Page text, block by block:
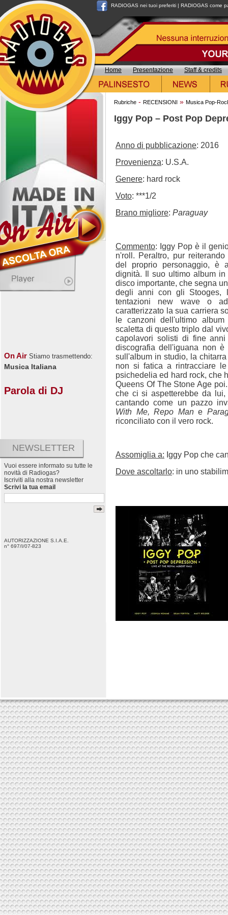
RADIOGAS nei tuoi preferiti | RADIOGAS come
Home Presentazione Staff & credits
On Air Stiamo trasmettendo:
Musica Italiana
Parola di DJ
NEWSLETTER
Vuoi essere informato su tutte le
novità di Radiogas?
Iscriviti alla nostra newsletter
Scrivi la tua email
AUTORIZZAZIONE S.I.A.E.
n° 697/I/07-823
Rubriche - RECENSIONI » Musica Pop-
Iggy Pop – Post Pop
Anno di pubblicazione: 2016
Provenienza: U.S.A.
Genere: hard rock
Voto: ***1/2
Brano migliore: Paraguay
Commento: Iggy Pop è il
n'roll. Peraltro, pur
del proprio personaggio, è
dignità. Il suo ultimo album
disco importante, che segna
degli anni con gli Stooges,
tentazioni new wave o
caratterizzato la sua carriera
le canzoni dell'ultimo
scaletta di questo triplo dal
capolavori solisti di fine
discografia dell'iguana non è
sull'album in studio, la
non si fatica a rintracciare
psichedelia ed hard rock, che
Queens Of The Stone Age
che ci si aspetterebbe da
cantando come un pazzo
With Me, Repo Mane
riconciliato con il vero rock.
Assomiglia a: Iggy Pop che
Dove ascoltarlo: in uno